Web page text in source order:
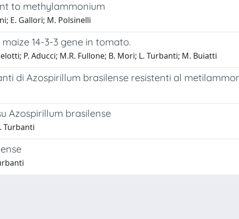
to methylammonium
E. Gallori; M. Polsinelli
14-3-3 gene in tomato.
P. Aducci; M.R. Fullone; B. Mori; L. Turbanti; M. Buiatti
di Azospirillum brasilense resistenti al
Azospirillum brasilense
Turbanti